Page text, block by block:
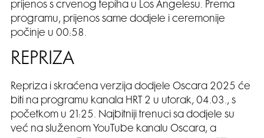
prijenos s crvenog tepiha u Los Angelesu. Prema
programu, prijenos same dodjele i ceremonije
počinje u 00:58.
REPRIZA
Repriza i skraćena verzija dodjele Oscara 2025 će
biti na programu kanala HRT 2 u utorak, 04.03., s
početkom u 21:25. Najbitniji trenuci sa dodjele su
već na služenom YouTube kanalu Oscara, a